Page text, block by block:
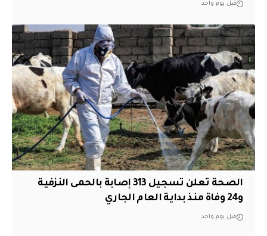
قبل يوم واحد
الصحة تعلن تسجيل 313 إصابة بالحمى النزفية
و24 وفاة منذ بداية العام الجاري
قبل يوم واحد